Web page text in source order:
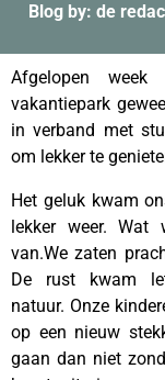
Blog by: de
Afgelopen
vakantiepark
in verband met
om lekker te
Het geluk kwam
lekker weer. Wat
van.We zaten
De rust kwam
natuur. Onze
op een nieuw
gaan dan niet